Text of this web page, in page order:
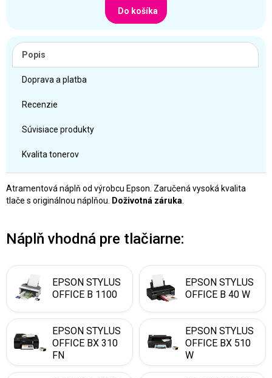
Do košíka
Popis
Doprava a platba
Recenzie
Súvisiace produkty
Kvalita tonerov
Atramentová náplň od výrobcu Epson. Zaručená vysoká kvalita
tlače s originálnou náplňou.
Doživotná záruka
Náplň vhodná pre tlačiarne:
EPSON STYLUS
OFFICE B 1100
EPSON STYLUS
OFFICE B 40 W
EPSON STYLUS
OFFICE BX 310
FN
EPSON STYLUS
OFFICE BX 510
W